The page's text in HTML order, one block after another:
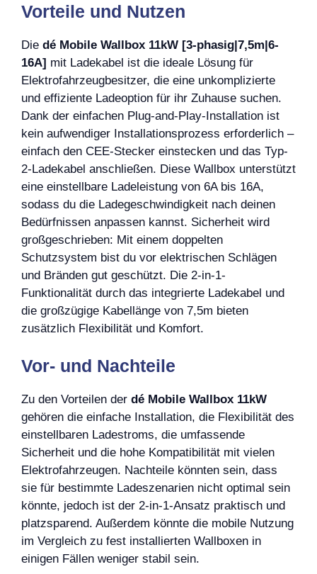
Vorteile und Nutzen
Die dé Mobile Wallbox 11kW [3-phasig|7,5m|6-
16A] mit Ladekabel ist die ideale Lösung für
Elektrofahrzeugbesitzer, die eine unkomplizierte
und effiziente Ladeoption für ihr Zuhause suchen.
Dank der einfachen Plug-and-Play-Installation ist
kein aufwendiger Installationsprozess erforderlich –
einfach den CEE-Stecker einstecken und das Typ-
2-Ladekabel anschließen. Diese Wallbox unterstützt
eine einstellbare Ladeleistung von 6A bis 16A,
sodass du die Ladegeschwindigkeit nach deinen
Bedürfnissen anpassen kannst. Sicherheit wird
großgeschrieben: Mit einem doppelten
Schutzsystem bist du vor elektrischen Schlägen
und Bränden gut geschützt. Die 2-in-1-
Funktionalität durch das integrierte Ladekabel und
die großzügige Kabellänge von 7,5m bieten
zusätzlich Flexibilität und Komfort.
Vor- und Nachteile
Zu den Vorteilen der dé Mobile Wallbox 11kW
gehören die einfache Installation, die Flexibilität des
einstellbaren Ladestroms, die umfassende
Sicherheit und die hohe Kompatibilität mit vielen
Elektrofahrzeugen. Nachteile könnten sein, dass
sie für bestimmte Ladeszenarien nicht optimal sein
könnte, jedoch ist der 2-in-1-Ansatz praktisch und
platzsparend. Außerdem könnte die mobile Nutzung
im Vergleich zu fest installierten Wallboxen in
einigen Fällen weniger stabil sein.